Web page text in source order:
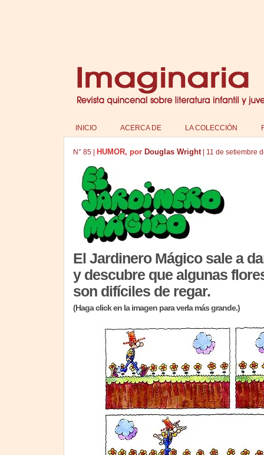
INICIO ACERCA DE LA COLECCIÓN
N° 85| HUMOR, por Douglas Wright 11 de setiembre
El Jardinero Mágico sale a
y descubre que algunas
son difíciles de regar.
(Haga click en la imagen para verla más grande.)